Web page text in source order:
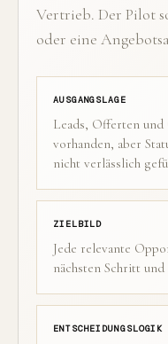
Vertrieb. Der Pilot
oder eine
AUSGANGSLAGE
Leads, Offerten und
vorhanden, aber
nicht verlässlich
ZIELBILD
Jede relevante
nächsten Schritt
ENTSCHEIDUNGSLOGIK